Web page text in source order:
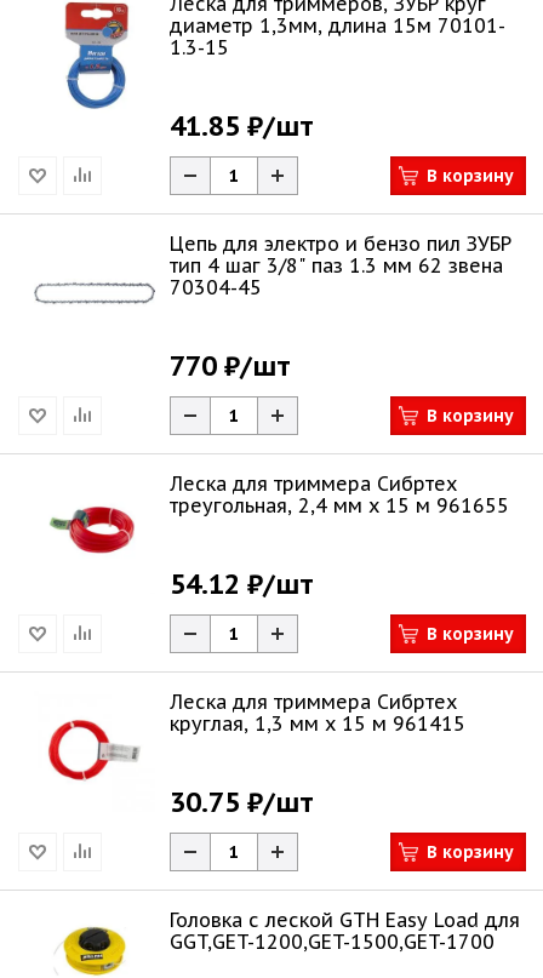
диаметр 1,3мм, длина 15м 70101-
1.3-15
41.85 ₽/шт
В корзину
Цепь для электро и бензо пил ЗУБР
тип 4 шаг 3/8" паз 1.3 мм 62 звена
70304-45
770 ₽/шт
В корзину
Леска для триммера Сибртех
треугольная, 2,4 мм х 15 м 961655
54.12 ₽/шт
В корзину
Леска для триммера Сибртех
круглая, 1,3 мм х 15 м 961415
30.75 ₽/шт
В корзину
Головка с леской GTH Easy Load для
GGT,GET-1200,GET-1500,GET-1700